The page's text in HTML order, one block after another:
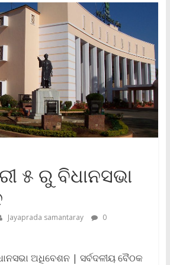
୫ ରୁ ବିଧାନସଭା
Jayaprada samantaray
0
ଅଧିବେଶନ | ସର୍ବଦଳୀୟ ବୈଠକ